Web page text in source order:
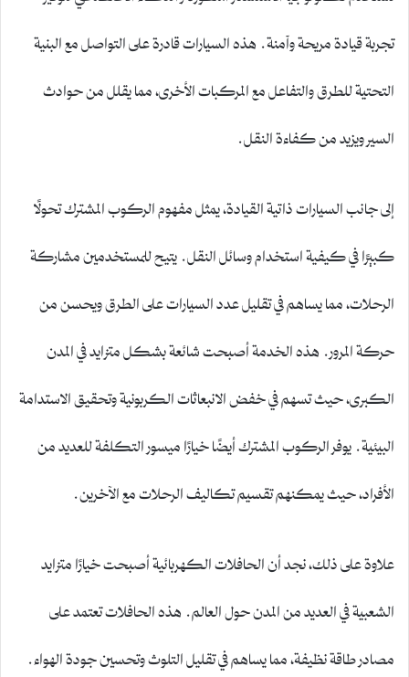
تجربة قيادة مريحة وآمنة. هذه السيارات قادرة على التواصل مع البنية
التحتية للطرق والتفاعل مع المركبات الأخرى، مما يقلل من حوادث
السير ويزيد من كفاءة النقل.
إلى جانب السيارات ذاتية القيادة، يمثل مفهوم الركوب المشترك تحولًا
كبيرًا في كيفية استخدام وسائل النقل. يتيح للمستخدمين مشاركة
الرحلات، مما يساهم في تقليل عدد السيارات على الطرق ويحسن من
حركة المرور. هذه الخدمة أصبحت شائعة بشكل متزايد في المدن
الكبرى، حيث تسهم في خفض الانبعاثات الكربونية وتحقيق الاستدامة
البيئية. يوفر الركوب المشترك أيضًا خيارًا ميسور التكلفة للعديد من
الأفراد، حيث يمكنهم تقسيم تكاليف الرحلات مع الآخرين.
علاوة على ذلك، نجد أن الحافلات الكهربائية أصبحت خيارًا متزايد
الشعبية في العديد من المدن حول العالم. هذه الحافلات تعتمد على
مصادر طاقة نظيفة، مما يساهم في تقليل التلوث وتحسين جودة الهواء.